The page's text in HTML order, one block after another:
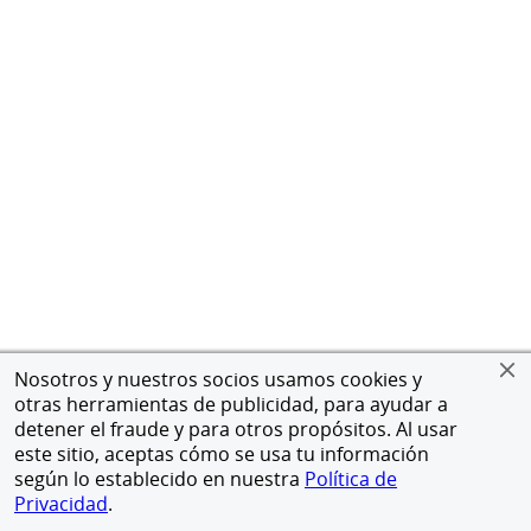
Nosotros y nuestros socios usamos cookies y
otras herramientas de publicidad, para ayudar a
detener el fraude y para otros propósitos. Al usar
este sitio, aceptas cómo se usa tu información
según lo establecido en nuestra Política de
Privacidad.